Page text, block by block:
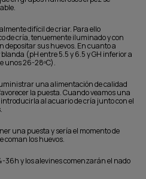
difícil de criar. Para ello
de cría, tenuemente iluminado y con
depositar sus huevos. En cuanto a
(pH entre 5.5 y 6.5 y GH inferior a
unos 26-28ºC).
una alimentación de calidad
la puesta. Cuando veamos una
al acuario de cría junto con el
una puesta y sería el momento de
coman los huevos.
36h y los alevines comenzarán el nado